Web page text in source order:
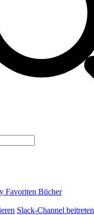
Favoriten Bücher
Slack-Channel beitreten